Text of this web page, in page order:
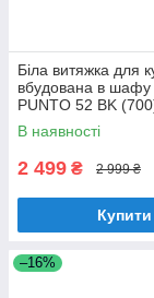
Біла витяжка для
вбудована в шафу
PUNTO 52 BK
шириною 52 см
В наявності
2 499 ₴ 2 999 ₴
Купити
–16%